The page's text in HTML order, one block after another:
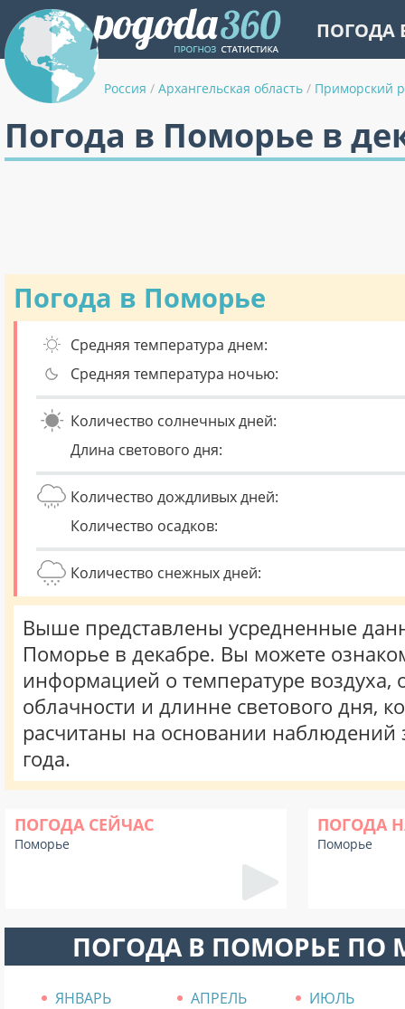
ПОГОДА
Россия / Архангельская область / Приморский
Погода в Поморье в
Погода в Поморье
Средняя температура днем:
Средняя температура ночью:
Количество солнечных дней:
Длина светового дня:
Количество дождливых дней:
Количество осадков:
Количество снежных дней:
Выше представлены усредненные
Поморье в декабре. Вы можете
информацией о температуре воздуха,
облачности и длинне светового дня,
расчитаны на основании наблюдений
года.
ПОГОДА СЕЙЧАС
Поморье
ПОГОДА
Поморье
ПОГОДА В ПОМОРЬЕ ПО
ЯНВАРЬ АПРЕЛЬ
ИЮЛЬ